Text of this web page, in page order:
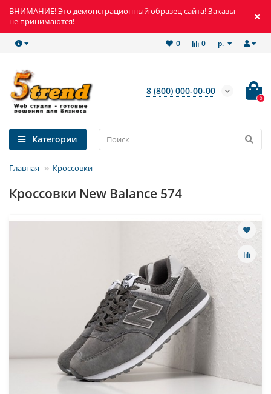
ВНИМАНИЕ! Это демонстрационный образец сайта! Заказы
не принимаются!
р.
0
0
8 (800) 000-00-00
0
Категории
Главная Кроссовки
Кроссовки New Balance 574